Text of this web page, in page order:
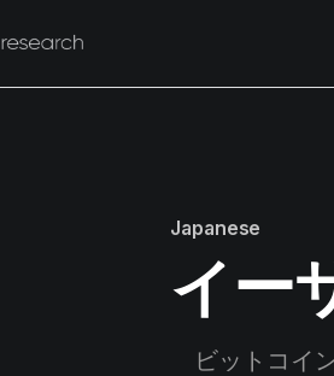
Japanese
イー
ビットコイ